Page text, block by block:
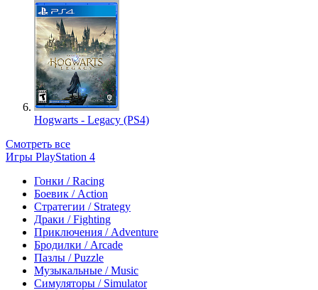
Hogwarts - Legacy (PS4)
Смотреть все
Игры PlayStation 4
Гонки / Racing
Боевик / Action
Стратегии / Strategy
Драки / Fighting
Приключения / Adventure
Бродилки / Arcade
Пазлы / Puzzle
Музыкальные / Music
Симуляторы / Simulator